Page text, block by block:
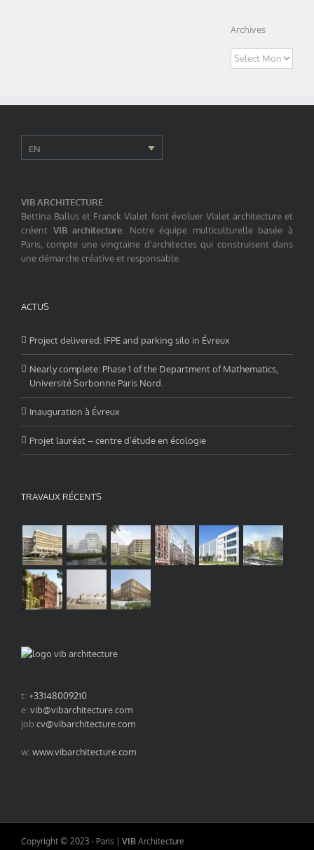
Archives
Archives
EN
VIB ARCHITECTURE
Bettina Ballus et Franck Vialet font évoluer Vialet architecture et
créent VIB architecture. Notre équipe multiculturelle basée à
Paris, compte une vingtaine d'architectes qui construisent dans
une démarche créative et responsable.
ACTUS
Project delivered: IFPE and parking silo in Évreux
Nearly complete: Phase 1 of the Department of Mathematics,
Université Sorbonne Paris Nord.
Inauguration à Évreux
Projet lauréat – centre d’étude en écologie
TRAVAUX RÉCENTS
t: +33148009210
e: vib@vibarchitecture.com
job:cv@vibarchitecture.com
w: www.vibarchitecture.com
Copyright © 2023 - Paris | VIB Architecture